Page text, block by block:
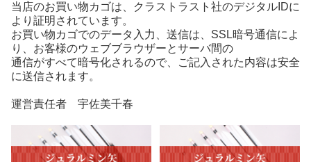
当店のお買い物カゴは、クラストラスト社のデジタルIDに
より証明されています。
お買い物カゴでのデータ入力、送信は、SSL暗号通信によ
り、お客様のウェブブラウザーとサーバ間の
通信がすべて暗号化されるので、ご記入された内容は安全
に送信されます。
運営責任者 宇佐美千春